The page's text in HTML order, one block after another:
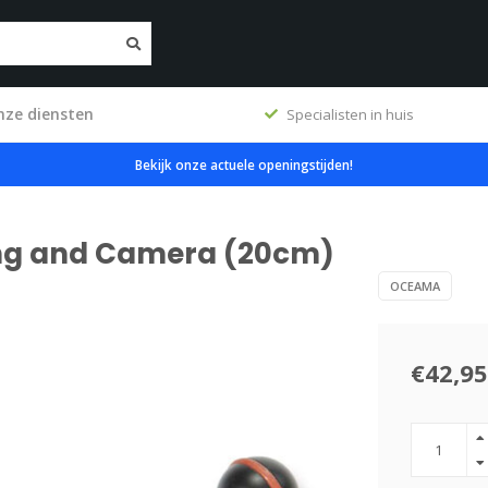
diensten Specialisten in huis
Bekijk onze actuele openingstijden!
and Camera (20cm)
OCEAMA
€42,95